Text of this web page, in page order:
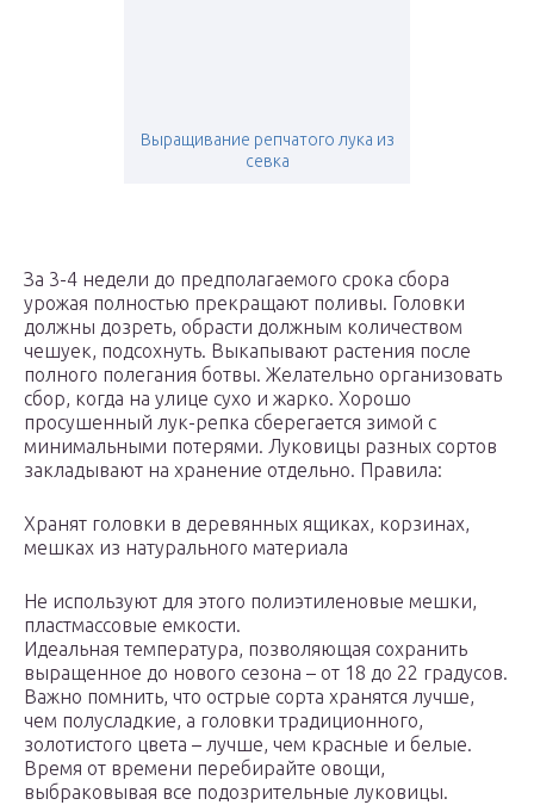
Выращивание репчатого лука из
севка
За 3-4 недели до предполагаемого срока сбора
урожая полностью прекращают поливы. Головки
должны дозреть, обрасти должным количеством
чешуек, подсохнуть. Выкапывают растения после
полного полегания ботвы. Желательно организовать
сбор, когда на улице сухо и жарко. Хорошо
просушенный лук-репка сберегается зимой с
минимальными потерями. Луковицы разных сортов
закладывают на хранение отдельно. Правила:
Хранят головки в деревянных ящиках, корзинах,
мешках из натурального материала
Не используют для этого полиэтиленовые мешки,
пластмассовые емкости.
Идеальная температура, позволяющая сохранить
выращенное до нового сезона – от 18 до 22 градусов.
Важно помнить, что острые сорта хранятся лучше,
чем полусладкие, а головки традиционного,
золотистого цвета – лучше, чем красные и белые.
Время от времени перебирайте овощи,
выбраковывая все подозрительные луковицы.